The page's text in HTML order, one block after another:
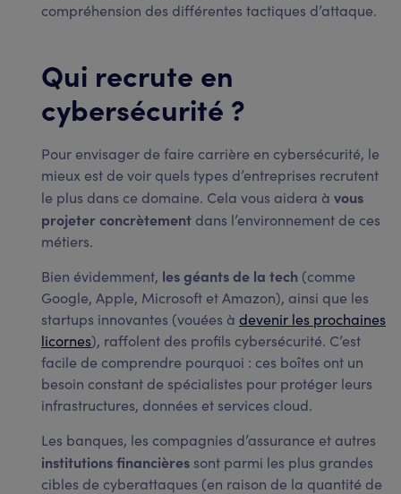
compréhension des différentes tactiques d’attaque.
Qui recrute en
cybersécurité ?
Pour envisager de faire carrière en cybersécurité, le
mieux est de voir quels types d’entreprises recrutent
le plus dans ce domaine. Cela vous aidera à vous
projeter concrètement dans l’environnement de ces
métiers.
Bien évidemment, les géants de la tech (comme
Google, Apple, Microsoft et Amazon), ainsi que les
startups innovantes (vouées à devenir les prochaines
licornes), raffolent des profils cybersécurité. C’est
facile de comprendre pourquoi : ces boîtes ont un
besoin constant de spécialistes pour protéger leurs
infrastructures, données et services cloud.
Les banques, les compagnies d’assurance et autres
institutions financières sont parmi les plus grandes
cibles de cyberattaques (en raison de la quantité de